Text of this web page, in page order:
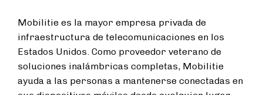
Mobilitie es la mayor empresa privada de
infraestructura de telecomunicaciones en los
Estados Unidos. Como proveedor veterano de
soluciones inalámbricas completas, Mobilitie
ayuda a las personas a mantenerse conectadas en